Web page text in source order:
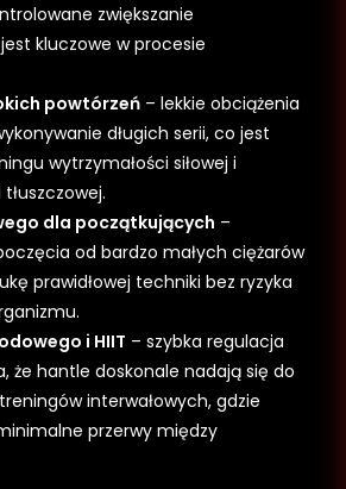
zwiększanie
kluczowe w procesie
powtórzeń – lekkie obciążenia
długich serii, co jest
wytrzymałości siłowej i
dla początkujących –
od bardzo małych ciężarów
prawidłowej techniki bez ryzyka
i HIIT – szybka regulacja
że hantle doskonale nadają się do
interwałowych, gdzie
przerwy między